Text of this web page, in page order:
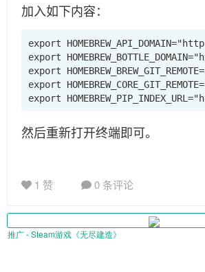
加入如下内容：
export
export
export
export
export
然后重新打开终端即可。
1 赞 0 条评论
推广 - Steam游戏《无尽建造》